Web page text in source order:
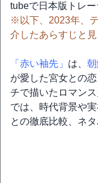
tubeで日本版トレー
※以下、2023年、
介したあらすじと
「赤い袖先」 は、
が愛した宮女との
チで描いたロマンス
では、時代背景や
との徹底比較、ネ